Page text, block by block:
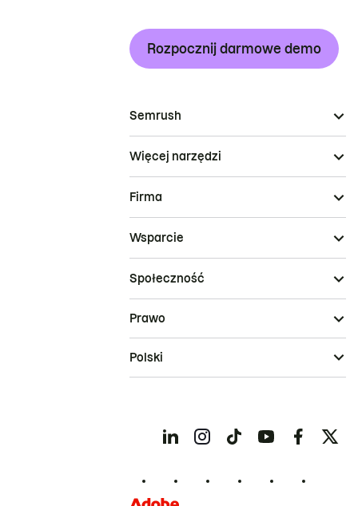
Rozpocznij darmowe demo
Semrush
Więcej narzędzi
Firma
Wsparcie
Społeczność
Prawo
Polski